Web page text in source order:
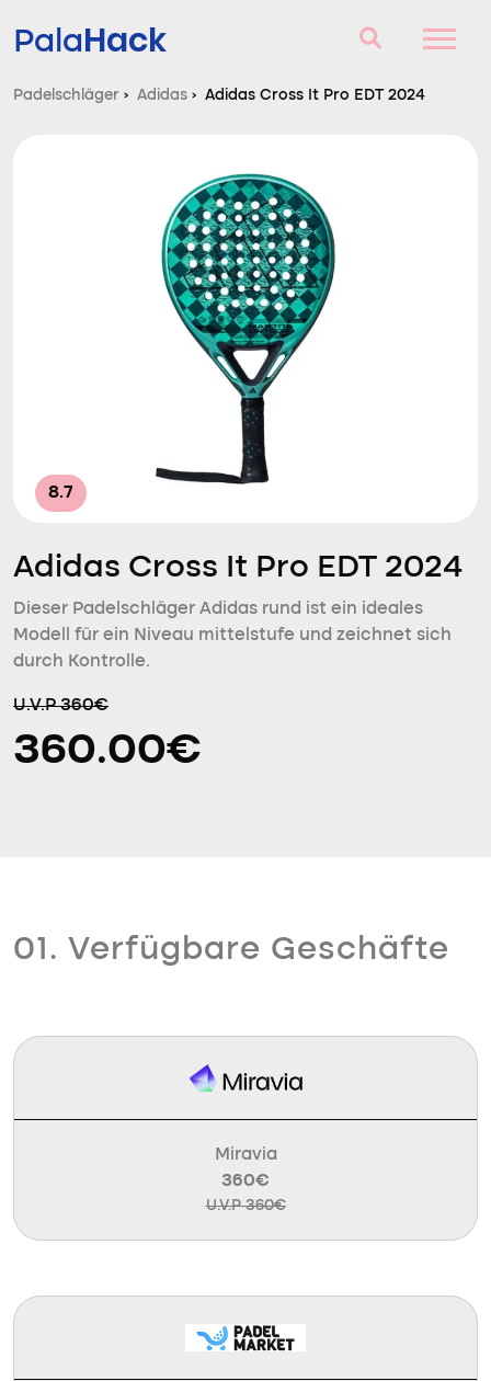
PalaHack
Fragen und Antworten
Vergleich
Padelschläger › Adidas › Adidas Cross It Pro EDT 2024
8.7
Adidas Cross It Pro EDT 2024
Dieser Padelschläger Adidas rund ist ein ideales
Modell für ein Niveau mittelstufe und zeichnet sich
durch Kontrolle.
U.V.P 360€
360.00€
01. Verfügbare Geschäfte
Miravia
360€
U.V.P 360€